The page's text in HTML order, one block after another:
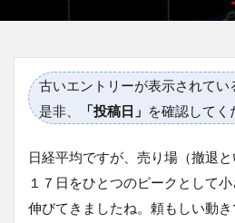
古いエントリーが表示されてい
是非、
「投稿日」 を確認してく
日経平均ですが、売り場（撤退
１７日をひとつのピークとして
伸びてきましたね。頼もしい動